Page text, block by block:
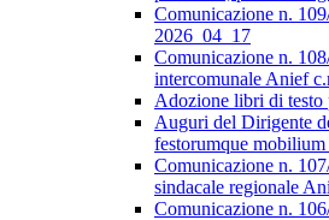
Comunicazione n.
2026_04_17
Comunicazione n.
intercomunale Anief
Adozione libri di testo
Auguri del Dirigente
festorumque
Comunicazione n.
sindacale regionale
Comunicazione n.